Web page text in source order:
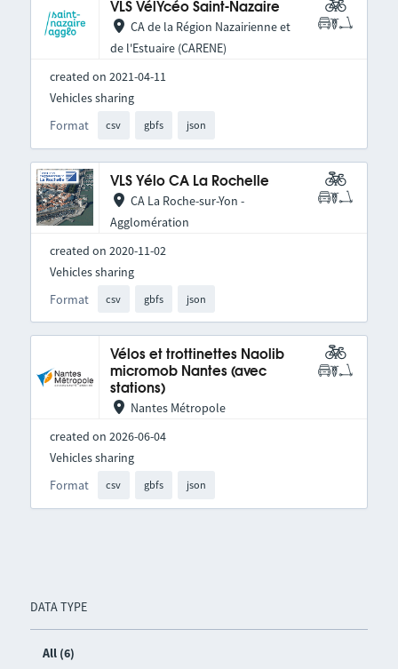
DATA TYPE
All (6)
VLS VélYcéo Saint-Nazaire
CA de la Région Nazairienne et
de l'Estuaire (CARENE)
created on 2021-04-11
Format csv gbfs json
Vehicles sharing
VLS Yélo CA La Rochelle
CA La Roche-sur-Yon -
Agglomération
created on 2020-11-02
Format csv gbfs json
Vehicles sharing
Vélos et trottinettes Naolib
micromob Nantes (avec
stations)
Nantes Métropole
created on 2026-06-04
Format csv gbfs json
Vehicles sharing